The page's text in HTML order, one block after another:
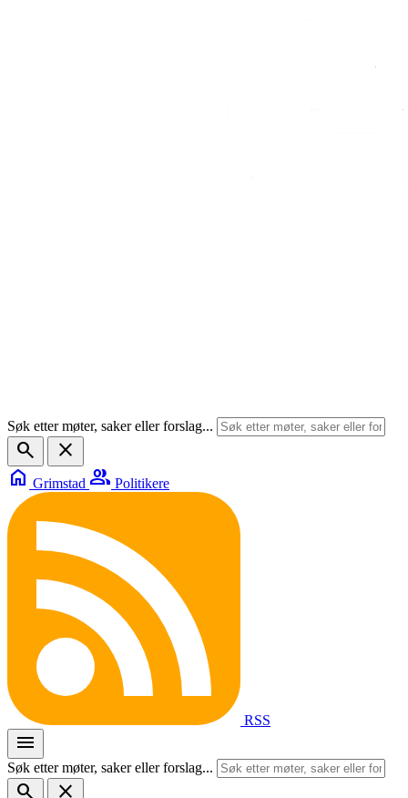
Søk etter møter, saker eller forslag...
search
close
home Grimstad group Politikere
RSS
menu
Søk etter møter, saker eller forslag...
search
close